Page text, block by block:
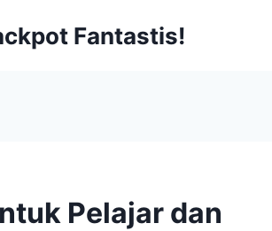
Fantastis!
Pelajar dan